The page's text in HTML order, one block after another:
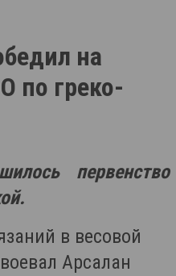
на
по греко-
первенство
в весовой
Арсалан